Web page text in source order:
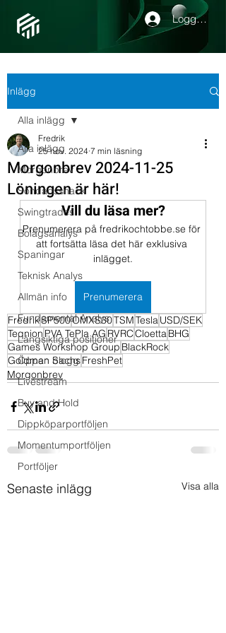
Logga in
Inlägg
Alla inlägg
Morgonbrev
Söndagssnack
Swingtrades
Bolagsanalys
Spaningar
Teknisk Analys
Allmän info
Fundamental Analys
Långsiktiga positioner
Öppen blogg
Livestream
Buy and Hold
Dippköparportföljen
Momentumportföljen
Portföljer
Alla inlägg
Morgonbrev 2024-11-25
Löningen är här!
Fredrik
25 nov. 2024 7 min läsning
Vill du läsa mer?
Prenumerera på fredrikochtobbe.se för
att fortsätta läsa det här exklusiva
inlägget.
Prenumerera
FredrikSP500OMXS30TSMTeslaUSD/SEK
Teqnion PVA TePla AG RVRCCloettaBHG
Games Workshop Group BlackRock
Goldman SachsFreshPet
Morgonbrev
Senaste inlägg Visa alla